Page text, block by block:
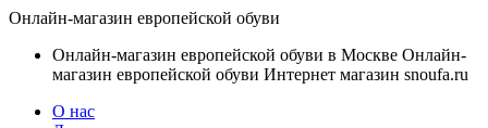
Онлайн-магазин европейской обуви
Онлайн-магазин европейской обуви в Москве Онлайн-
магазин европейской обуви Интернет магазин snoufa.ru
О нас